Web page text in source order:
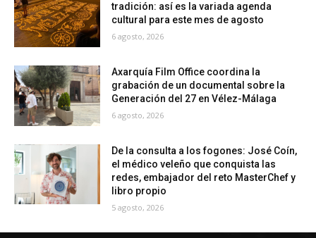
tradición: así es la variada agenda
cultural para este mes de agosto
6 agosto, 2026
Axarquía Film Office coordina la
grabación de un documental sobre la
Generación del 27 en Vélez-Málaga
6 agosto, 2026
De la consulta a los fogones: José Coín,
el médico veleño que conquista las
redes, embajador del reto MasterChef y
libro propio
5 agosto, 2026